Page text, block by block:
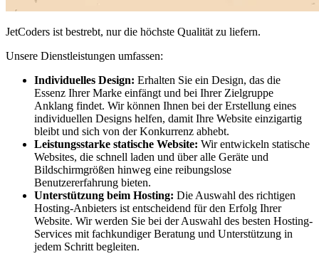
JetCoders ist bestrebt, nur die höchste Qualität zu liefern.
Unsere Dienstleistungen umfassen:
Individuelles Design: Erhalten Sie ein Design, das die
Essenz Ihrer Marke einfängt und bei Ihrer Zielgruppe
Anklang findet. Wir können Ihnen bei der Erstellung eines
individuellen Designs helfen, damit Ihre Website einzigartig
bleibt und sich von der Konkurrenz abhebt.
Leistungsstarke statische Website: Wir entwickeln statische
Websites, die schnell laden und über alle Geräte und
Bildschirmgrößen hinweg eine reibungslose
Benutzererfahrung bieten.
Unterstützung beim Hosting: Die Auswahl des richtigen
Hosting-Anbieters ist entscheidend für den Erfolg Ihrer
Website. Wir werden Sie bei der Auswahl des besten Hosting-
Services mit fachkundiger Beratung und Unterstützung in
jedem Schritt begleiten.